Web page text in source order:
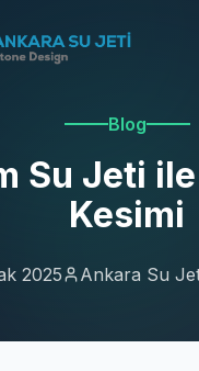
Blog
Su Jeti
Kesimi
2025 Ankara Su